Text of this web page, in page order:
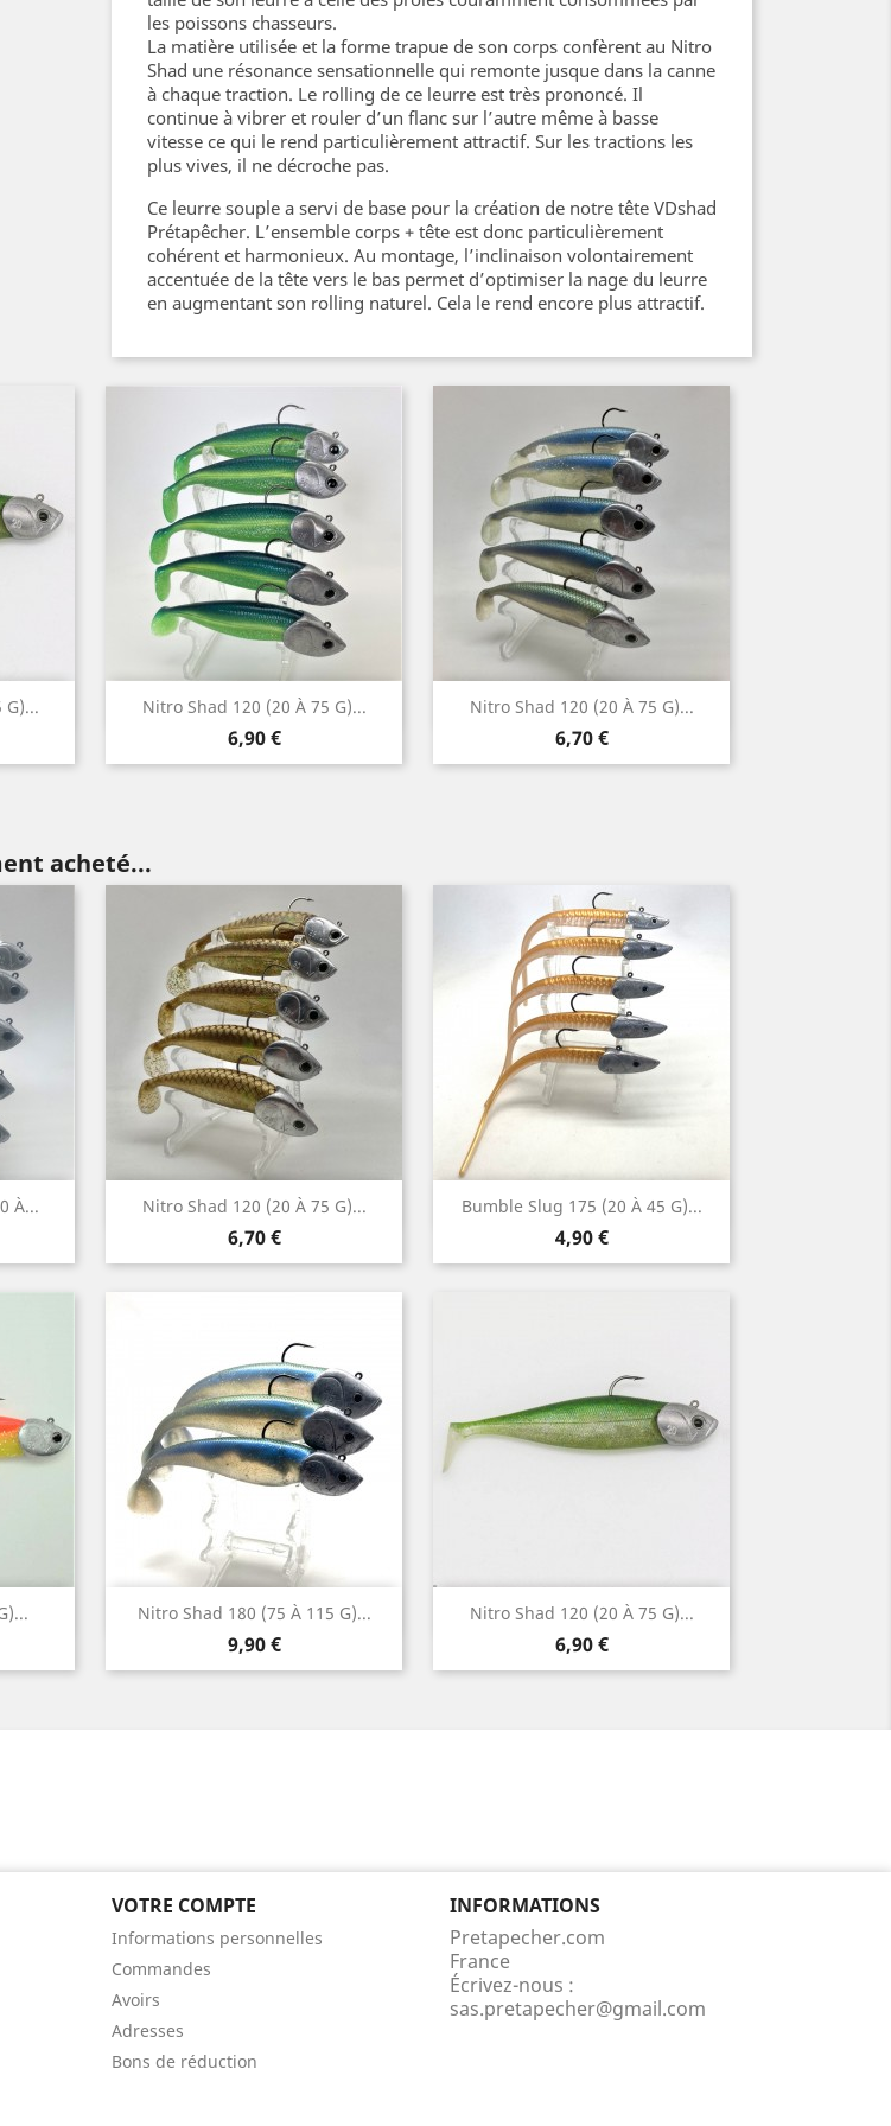
les poissons chasseurs.
La matière utilisée et la forme trapue de son corps confèrent au Nitro
Shad une résonance sensationnelle qui remonte jusque dans la canne
à chaque traction. Le rolling de ce leurre est très prononcé. Il
continue à vibrer et rouler d’un flanc sur l’autre même à basse
vitesse ce qui le rend particulièrement attractif. Sur les tractions les
plus vives, il ne décroche pas.
Ce leurre souple a servi de base pour la création de notre tête VDshad
Prétapêcher. L’ensemble corps + tête est donc particulièrement
cohérent et harmonieux. Au montage, l’inclinaison volontairement
accentuée de la tête vers le bas permet d’optimiser la nage du leurre
en augmentant son rolling naturel. Cela le rend encore plus attractif.
G)... Nitro Shad 120 (20 À 75 G)...
Prix
6,90 €
Aperçu rapide Nitro Shad 120 (20 À 75 G)...
Prix
6,70 €
Aperçu rapide
acheté...
À... Nitro Shad 120 (20 À 75 G)...
Prix
6,70 €
Aperçu rapide Bumble Slug 175 (20 À 45 G)...
Prix
4,90 €
Aperçu rapide
Nitro Shad 180 (75 À 115 G)...
Prix
9,90 €
Aperçu rapide Nitro Shad 120 (20 À 75 G)...
Prix
6,90 €
Aperçu rapide
VOTRE COMPTE
Informations personnelles
Commandes
Avoirs
Adresses
Bons de réduction
INFORMATIONS
Pretapecher.com
France
Écrivez-nous :
sas.pretapecher@gmail.com